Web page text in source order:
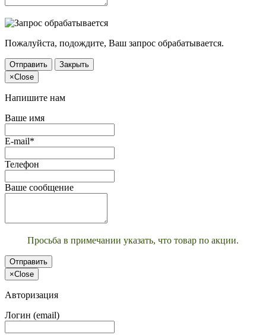
Пожалуйста, подождите, Ваш запрос обрабатывается.
Отправить
Закрыть
×Close
Напишите нам
Ваше имя
E-mail*
Телефон
Ваше сообщение
Просьба в примечании указать, что товар по акции.
Отправить
×Close
Авторизация
Логин (email)